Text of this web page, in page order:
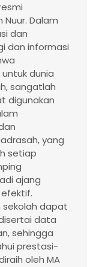
Nuur. Dalam
dan
dan informasi
untuk dunia
sangatlah
digunakan
yang
setiap
ajang
sekolah dapat
data
sehingga
prestasi-
oleh MA